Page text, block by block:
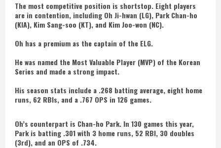
The most competitive position is shortstop. Eight players
are in contention, including Oh Ji-hwan (LG), Park Chan-ho
(KIA), Kim Sang-soo (KT), and Kim Joo-won (NC).
Oh has a premium as the captain of the ELG.
He was named the Most Valuable Player (MVP) of the Korean
Series and made a strong impact.
His season stats include a .268 batting average, eight home
runs, 62 RBIs, and a .767 OPS in 126 games.
Oh’s counterpart is Chan-ho Park. In 130 games this year,
Park is batting .301 with 3 home runs, 52 RBI, 30 doubles
(3rd), and an OPS of .734.